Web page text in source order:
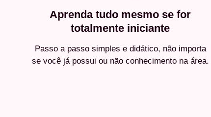
Aprenda tudo mesmo se for
totalmente iniciante
Passo a passo simples e didático, não importa
se você já possui ou não conhecimento na área.